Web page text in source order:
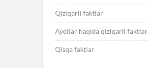
Qiziqarli faktlar
Ayollar haqida qiziqarli faktlar
Qisqa faktlar